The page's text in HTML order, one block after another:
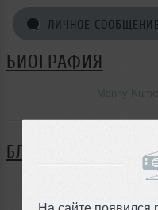
На сайте появился
ЛИЧНОЕ СООБЩЕНИЕ
БИОГРАФИЯ
БЛОГ